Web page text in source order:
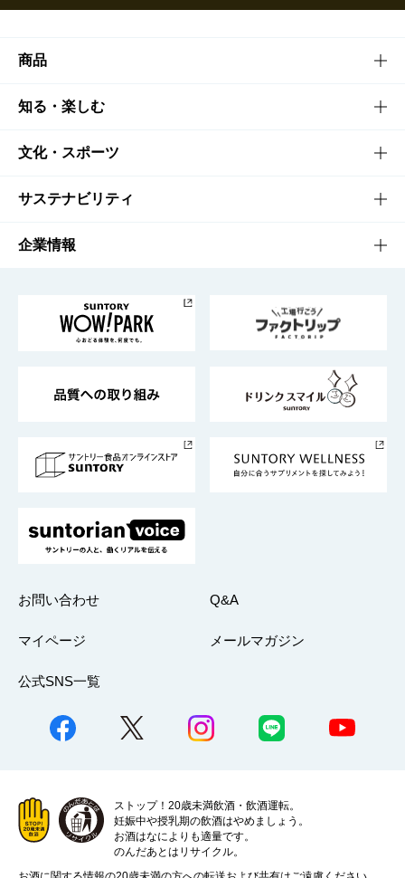
商品
商品TOP
商品一覧
商品発売情報
栄養成分一覧
知る・楽しむ
知る・楽しむTOP
キャンペーン
工場見学
地域情報
文化・スポーツ
文化・スポーツTOP
サントリーホール
サントリーサンバーズ大阪
サステナビリティ
サステナビリティTOP
サントリーが考えるサステナビリティ経営
企業情報
企業概要
採用情報
お問い合わせ Q&A
マイページ メールマガジン
公式SNS一覧
ストップ！20歳未満飲酒・飲酒運転。
妊娠中や授乳期の飲酒はやめましょう。
お酒はなによりも適量です。
のんだあとはリサイクル。